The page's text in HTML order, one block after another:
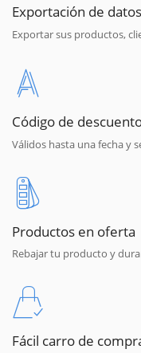
Exportación de datos
Exportar sus productos,
Código de
Válidos hasta una fecha y
Productos en oferta
Rebajar tu producto y
Fácil carro de